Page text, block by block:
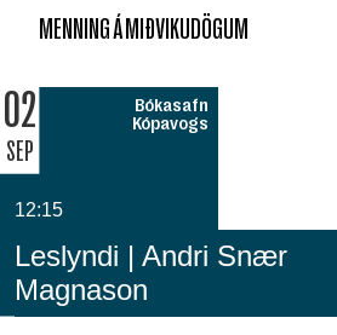
MENNING Á MIÐVIKUDÖGUM
02
SEP
Bókasafn
Kópavogs
12:15
Leslyndi | Andri Snær
Magnason